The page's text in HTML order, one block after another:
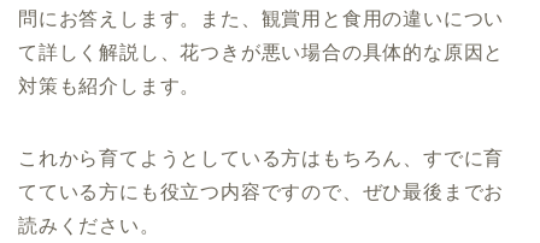
問にお答えします。また、観賞用と食用の違いについ
て詳しく解説し、花つきが悪い場合の具体的な原因と
対策も紹介します。
これから育てようとしている方はもちろん、すでに育
てている方にも役立つ内容ですので、ぜひ最後までお
読みください。